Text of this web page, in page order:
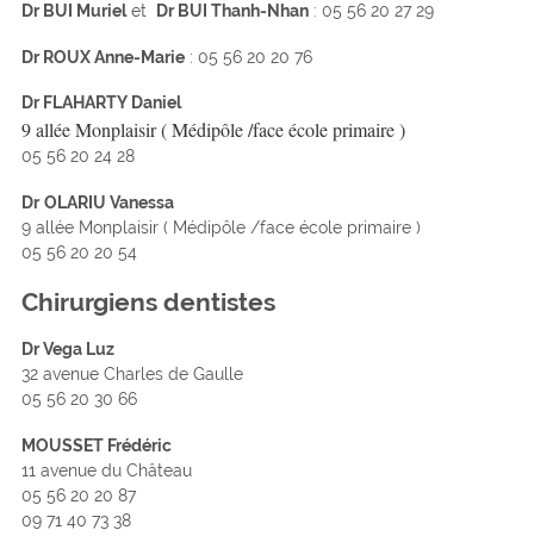
Dr BUI Murielet Dr BUI Thanh-Nhan: 05 56 20 27 29
Dr ROUX Anne-Marie: 05 56 20 20 76
Dr FLAHARTY Daniel
9 allée Monplaisir ( Médipôle /face école primaire )
05 56 20 24 28
Dr OLARIU Vanessa
9 allée Monplaisir ( Médipôle /face école primaire )
05 56 20 20 54
Chirurgiens dentistes
Dr Vega Luz
32 avenue Charles de Gaulle
05 56 20 30 66
MOUSSET Frédéric
11 avenue du Château
05 56 20 20 87
09 71 40 73 38